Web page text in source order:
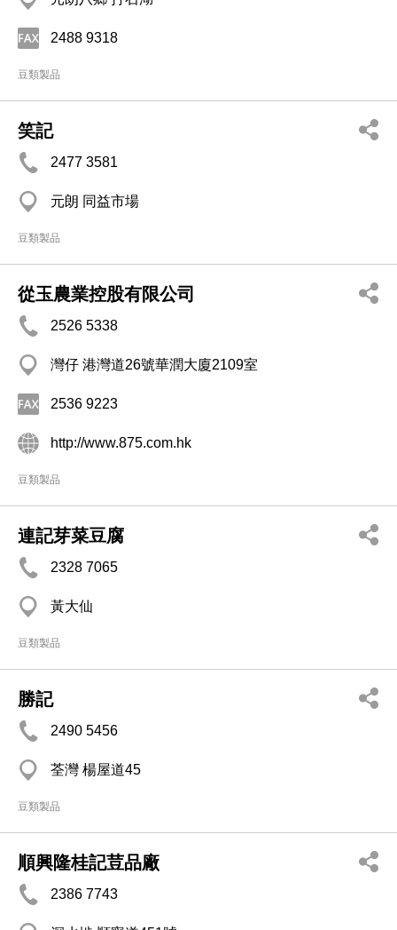
2488 9318
豆類製品
笑記
2477 3581
元朗 同益市場
豆類製品
從玉農業控股有限公司
2526 5338
灣仔 港灣道26號華潤大廈2109室
2536 9223
http://www.875.com.hk
豆類製品
連記芽菜豆腐
2328 7065
黃大仙
豆類製品
勝記
2490 5456
荃灣 楊屋道45
豆類製品
順興隆桂記荳品廠
2386 7743